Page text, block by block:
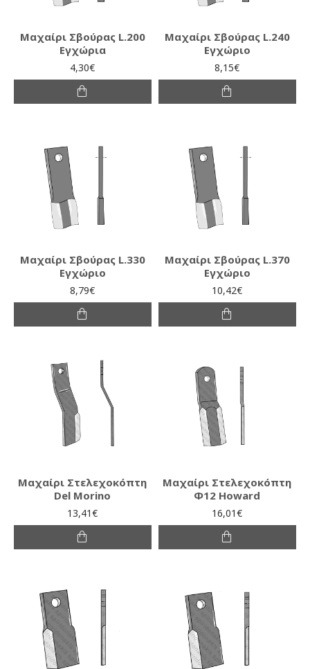
Μαχαίρι Σβούρας L.200
Εγχώρια
4,30€
Μαχαίρι Σβούρας L.240
Εγχώριο
8,15€
Μαχαίρι Σβούρας L.330
Εγχώριο
8,79€
Μαχαίρι Σβούρας L.370
Εγχώριο
10,42€
Μαχαίρι Στελεχοκόπτη
Del Morino
13,41€
Μαχαίρι Στελεχοκόπτη
Φ12 Howard
16,01€